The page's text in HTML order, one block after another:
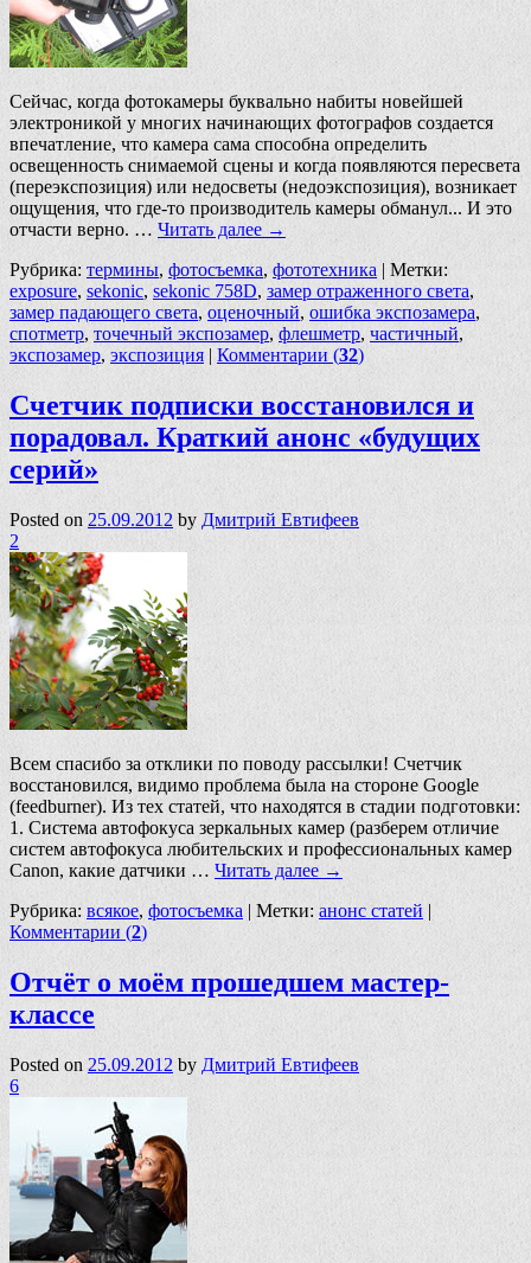
Сейчас, когда фотокамеры буквально набиты новейшей
электроникой у многих начинающих фотографов создается
впечатление, что камера сама способна определить
освещенность снимаемой сцены и когда появляются пересвета
(переэкспозиция) или недосветы (недоэкспозиция), возникает
ощущения, что где-то производитель камеры обманул... И это
отчасти верно. … Читать далее →
Рубрика: термины, фотосъемка, фототехника | Метки:
exposure, sekonic, sekonic 758D, замер отраженного света,
замер падающего света, оценочный, ошибка экспозамера,
спотметр, точечный экспозамер, флешметр, частичный,
экспозамер, экспозиция | Комментарии (32)
Счетчик подписки восстановился и
порадовал. Краткий анонс «будущих
серий»
Posted on 25.09.2012 by Дмитрий Евтифеев
2
Всем спасибо за отклики по поводу рассылки! Счетчик
восстановился, видимо проблема была на стороне Google
(feedburner). Из тех статей, что находятся в стадии подготовки:
1. Система автофокуса зеркальных камер (разберем отличие
систем автофокуса любительских и профессиональных камер
Canon, какие датчики … Читать далее →
Рубрика: всякое, фотосъемка | Метки: анонс статей |
Комментарии (2)
Отчёт о моём прошедшем мастер-
классе
Posted on 25.09.2012 by Дмитрий Евтифеев
6